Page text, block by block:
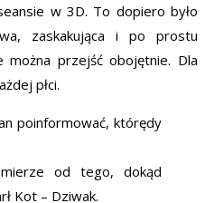
w 3D. To dopiero było
zaskakująca i po prostu
można przejść obojętnie. Dla
płci.
poinformować, którędy
od tego, dokąd
Kot – Dziwak.